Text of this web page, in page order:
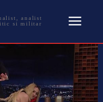
analist
si militar